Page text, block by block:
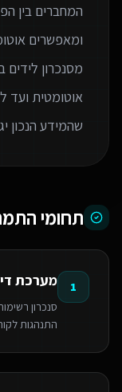
המחברים בין
ומאפשרים
אוטומטית ועד
שהמידע הנכון
תחומי
1 מערכת
התנהגות